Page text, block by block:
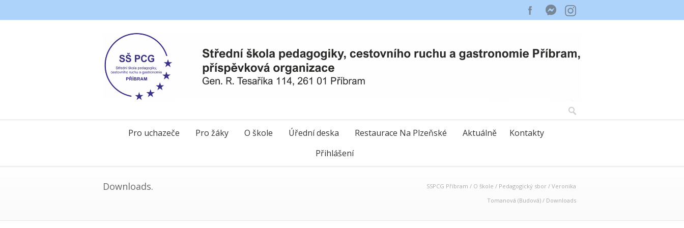
Pro uchazeče Pro žáky O škole Úřední deska Restaurace Na Plzeňské Aktuálně
Kontakty
Přihlášení
Downloads. SSPCG Příbram / O škole / Pedagogický sbor / Veronika
Tomanová (Budová) / Downloads